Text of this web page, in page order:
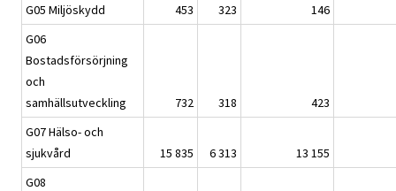
G05 Miljöskydd
453 323
146
G06
Bostadsförsörjning
och
samhällsutveckling
732 318
423
G07 Hälso- och
sjukvård
15 835 6 313
13 155
G08